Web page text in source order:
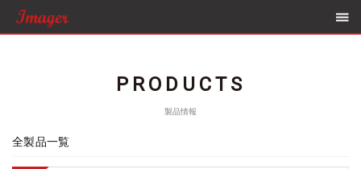
PRODUCTS
製品情報
全製品一覧